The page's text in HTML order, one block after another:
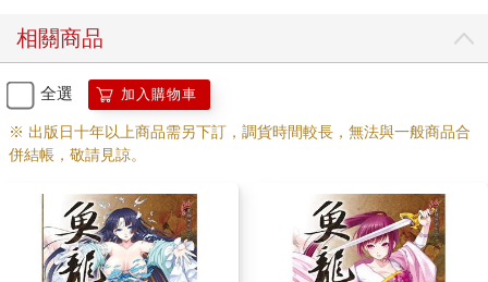
相關商品
全選 加入購物車
※ 出版日十年以上商品需另下訂，調貨時間較長，無法與一般商品合
併結帳，敬請見諒。